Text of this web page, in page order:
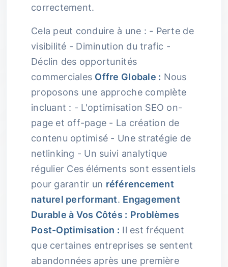
correctement.
Cela peut conduire à une : - Perte de
visibilité - Diminution du trafic -
Déclin des opportunités
commerciales Offre Globale : Nous
proposons une approche complète
incluant : - L'optimisation SEO on-
page et off-page - La création de
contenu optimisé - Une stratégie de
netlinking - Un suivi analytique
régulier Ces éléments sont essentiels
pour garantir un référencement
naturel performant. Engagement
Durable à Vos Côtés : Problèmes
Post-Optimisation : Il est fréquent
que certaines entreprises se sentent
abandonnées après une première